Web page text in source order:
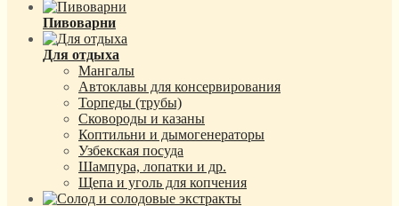
Пивоварни
Для отдыха
Мангалы
Автоклавы для консервирования
Торпеды (трубы)
Сковороды и казаны
Коптильни и дымогенераторы
Узбекская посуда
Шампура, лопатки и др.
Щепа и уголь для копчения